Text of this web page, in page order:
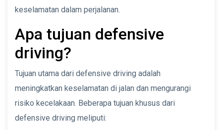
keselamatan dalam perjalanan.
Apa tujuan defensive
driving?
Tujuan utama dari defensive driving adalah
meningkatkan keselamatan di jalan dan mengurangi
risiko kecelakaan. Beberapa tujuan khusus dari
defensive driving meliputi: